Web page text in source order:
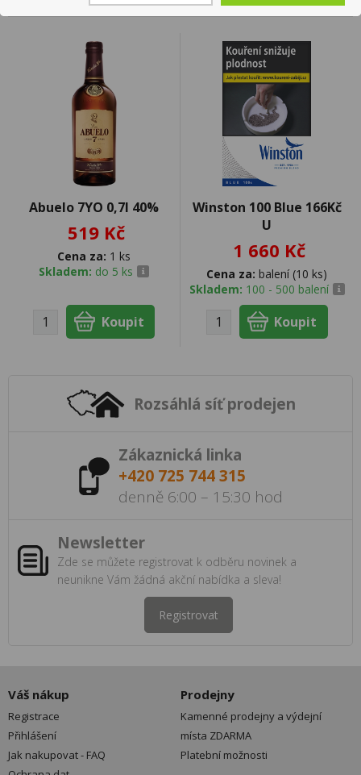
Abuelo 7YO 0,7l 40%
519 Kč
Cena za: 1 ks
Skladem: do 5 ks
Winston 100 Blue 166Kč
U
1 660 Kč
Cena za: balení (10 ks)
Skladem: 100 - 500 balení
Rozsáhlá síť prodejen
Zákaznická linka
+420 725 744 315
denně 6:00 – 15:30 hod
Newsletter
Zde se můžete registrovat k odběru novinek a
neunikne Vám žádná akční nabídka a sleva!
Registrovat
Váš nákup
Registrace
Přihlášení
Jak nakupovat - FAQ
Prodejny
Kamenné prodejny a výdejní
místa ZDARMA
Platební možnosti